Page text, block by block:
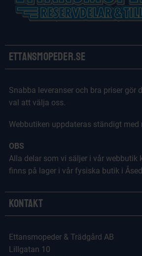
Ettansmopeder.se
Snabba leveranser och bra priser gör
val att välja oss.
Webbutiken uppdateras ständigt med
OBS
Alla delar som vi säljer i vår webbutik
finns på lager i vår fysiska butik i
Kontakt
Ettansmopeder & Trädgård AB
Lillgatan 10